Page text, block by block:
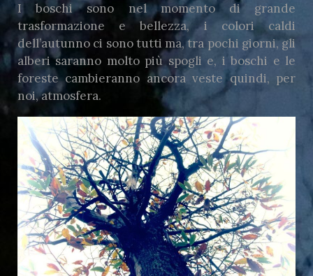
I boschi sono nel momento di grande
trasformazione e bellezza, i colori caldi
dell’autunno ci sono tutti ma, tra pochi giorni, gli
alberi saranno molto più spogli e, i boschi e le
foreste cambieranno ancora veste quindi, per
noi, atmosfera.